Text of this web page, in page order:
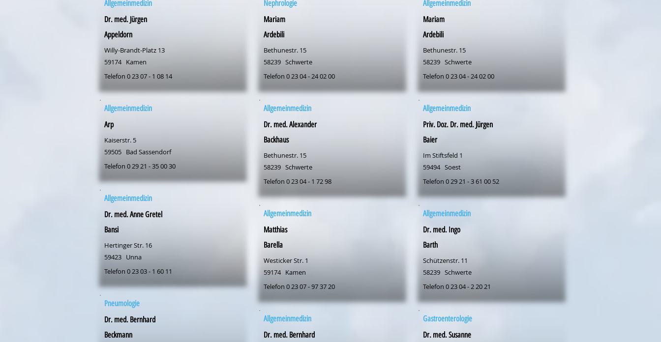
Allgemeinmedizin
Dr. med. Jürgen
Appeldorn
Willy-Brandt-Platz 13
59174 Kamen
Telefon 0 23 07 - 1 08 14
Allgemeinmedizin
Arp
Kaiserstr. 5
59505 Bad Sassendorf
Telefon 0 29 21 - 35 00 30
Allgemeinmedizin
Dr. med. Anne Gretel
Bansi
Hertinger Str. 16
59423 Unna
Telefon 0 23 03 - 1 60 11
Pneumologie
Dr. med. Bernhard
Beckmann
Nephrologie
Mariam
Ardebili
Bethunestr. 15
58239 Schwerte
Telefon 0 23 04 - 24 02 00
Allgemeinmedizin
Dr. med. Alexander
Backhaus
Bethunestr. 15
58239 Schwerte
Telefon 0 23 04 - 1 72 98
Allgemeinmedizin
Matthias
Barella
Westicker Str. 1
59174 Kamen
Telefon 0 23 07 - 97 37 20
Allgemeinmedizin
Dr. med. Bernhard
Allgemeinmedizin
Mariam
Ardebili
Bethunestr. 15
58239 Schwerte
Telefon 0 23 04 - 24 02 00
Allgemeinmedizin
Priv. Doz. Dr. med. Jürgen
Baier
Im Stiftsfeld 1
59494 Soest
Telefon 0 29 21 - 3 61 00 52
Allgemeinmedizin
Dr. med. Ingo
Barth
Schützenstr. 11
58239 Schwerte
Telefon 0 23 04 - 2 20 21
Gastroenterologie
Dr. med. Susanne